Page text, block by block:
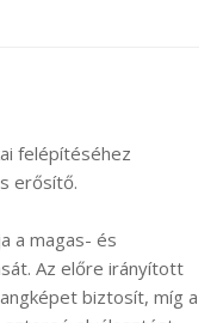
felépítéséhez
erősítő.
a magas- és
Az előre irányított
biztosít, míg a